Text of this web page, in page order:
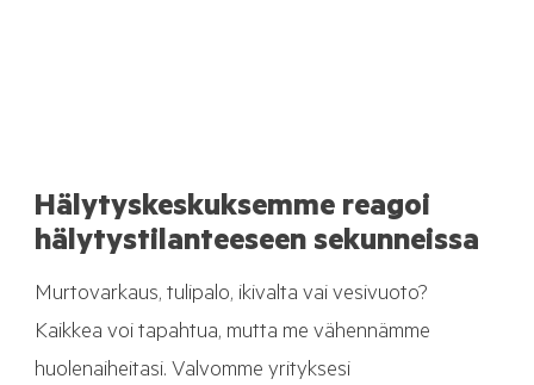
Hälytyskeskuksemme reagoi
hälytystilanteeseen sekunneissa
Murtovarkaus, tulipalo, ikivalta vai vesivuoto?
Kaikkea voi tapahtua, mutta me vähennämme
huolenaiheitasi. Valvomme yrityksesi